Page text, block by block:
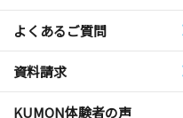
よくあるご質問
資料請求
KUMON体験者の声